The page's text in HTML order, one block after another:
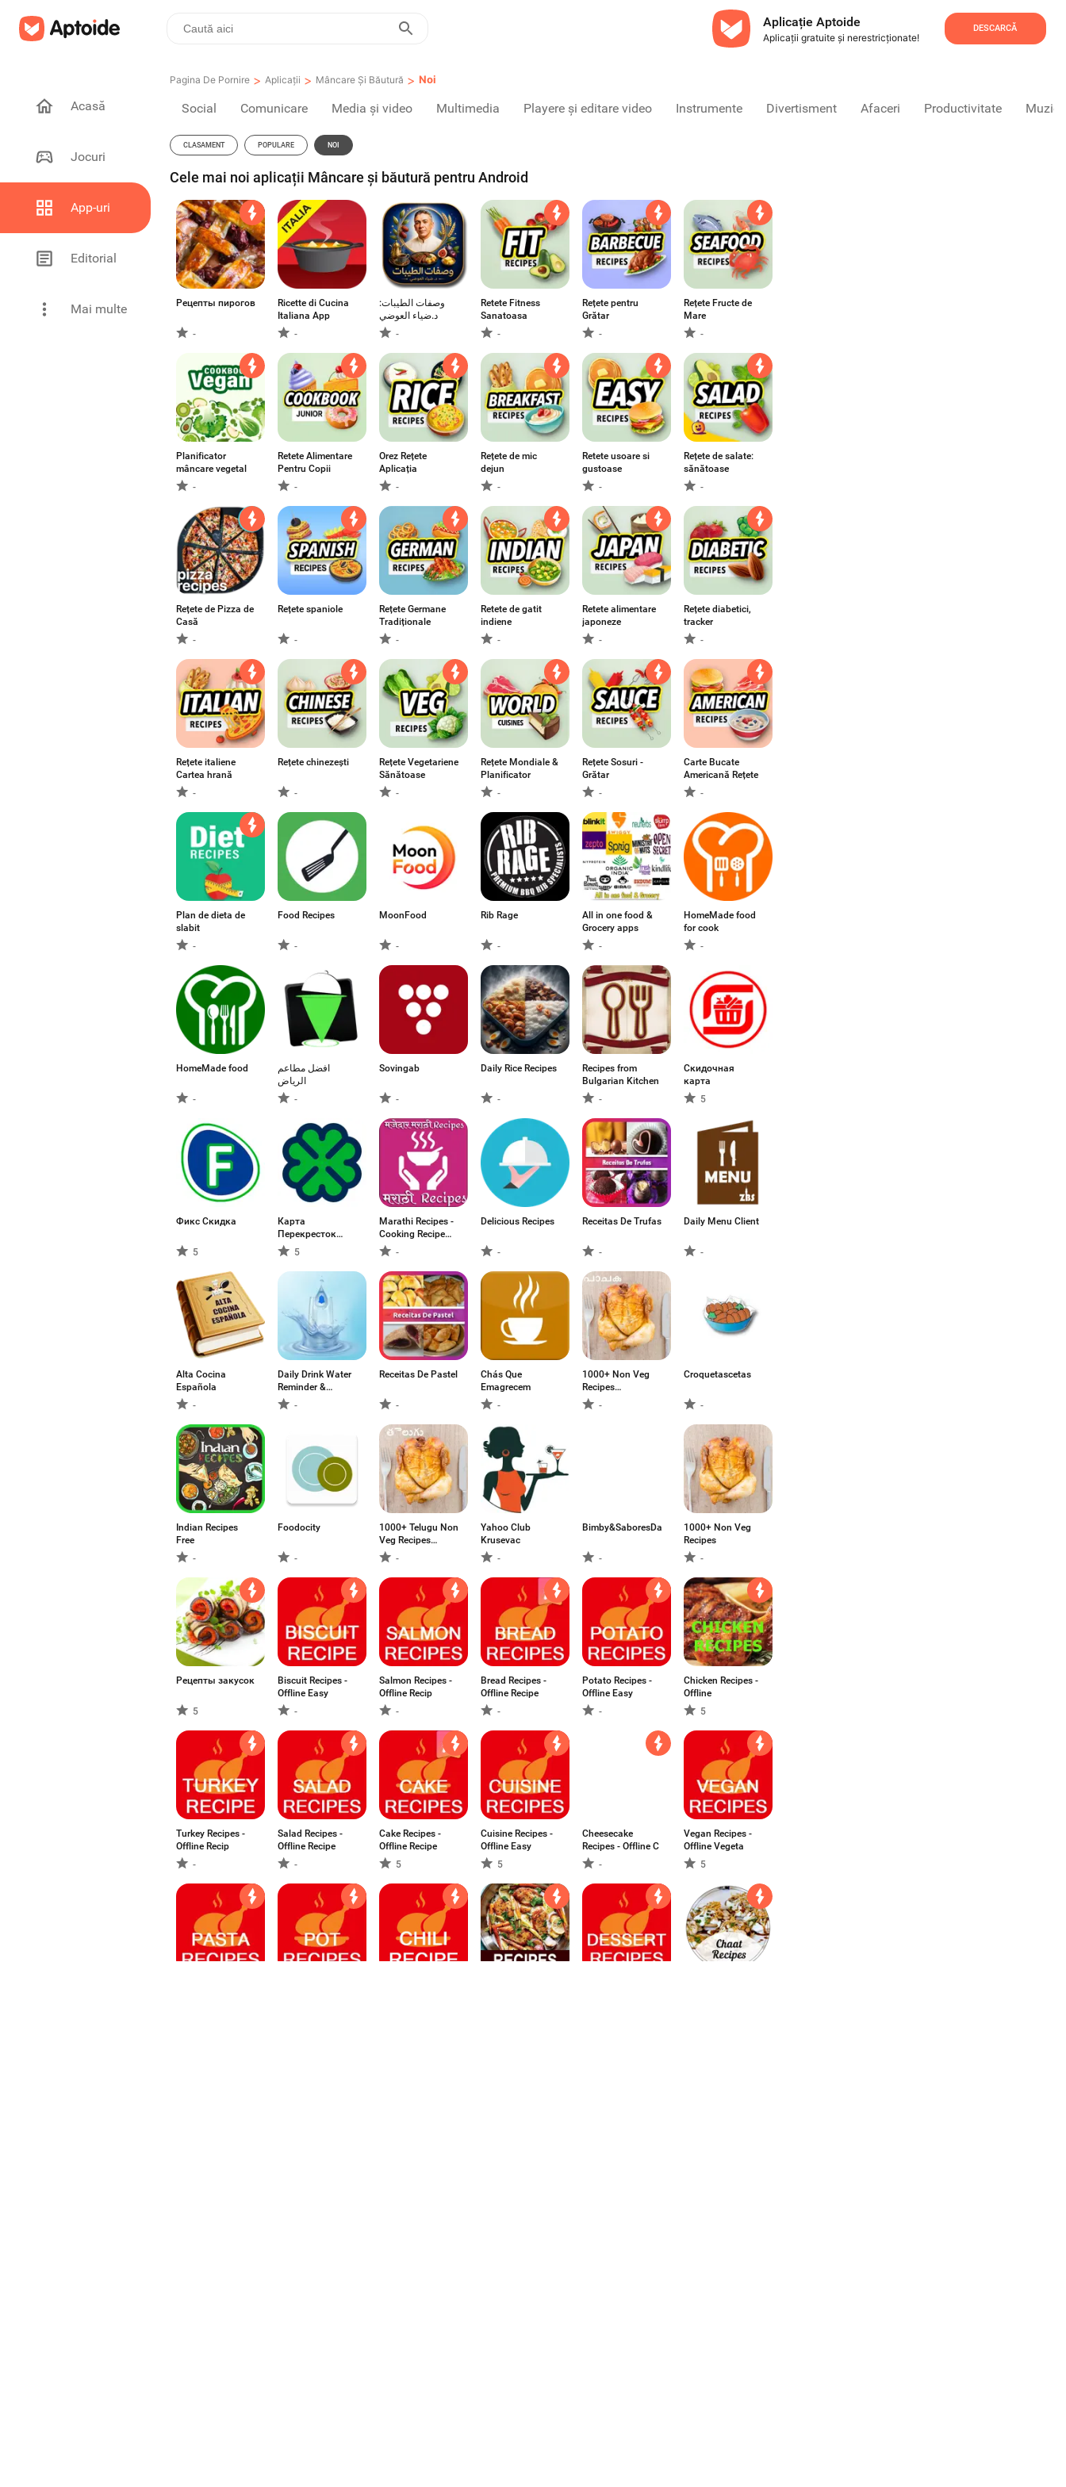
Aplicație Aptoide
Aplicații gratuite și nerestricționate!
DESCARCĂ
Acasă
Jocuri
App-uri
Editorial
Mai multe
Pagina De Pornire > Aplicații > Mâncare Și Băutură > Noi
Social Comunicare Media și video Multimedia Playere și editare video Instrumente Divertisment Afaceri Productivitate
CLASAMENT POPULARE NOI
Cele mai noi aplicații Mâncare și băutură pentru Android
Рецепты пирогов
-
Ricette di Cucina
Italiana App
-
وصفات الطيبات:
د.ضياء العوضي
-
Retete Fitness
Sanatoasa
-
Rețete pentru
Grătar
-
Rețete Fructe de
Mare
-
Planificator
mâncare vegetal
-
Retete Alimentare
Pentru Copii
-
Orez Rețete
Aplicația
-
Rețete de mic
dejun
-
Retete usoare si
gustoase
-
Rețete de salate:
sănătoase
-
Rețete de Pizza de
Casă
-
Rețete spaniole
-
Rețete Germane
Tradiționale
-
Retete de gatit
indiene
-
Retete alimentare
japoneze
-
Rețete diabetici,
tracker
-
Rețete italiene
Cartea hrană
-
Rețete chinezești
-
Rețete Vegetariene
Sănătoase
-
Rețete Mondiale &
Planificator
-
Rețete Sosuri -
Grătar
-
Carte Bucate
Americană Rețete
-
Plan de dieta de
slabit
-
Food Recipes
-
MoonFood
-
Rib Rage
-
All in one food &
Grocery apps
-
HomeMade food
for cook
-
HomeMade food
-
افضل مطاعم
الرياض
-
Sovingab
-
Daily Rice Recipes
-
Recipes from
Bulgarian Kitchen
-
Скидочная
карта
5
Фикс Скидка
5
Карта
Перекресток
Скидок
5
Marathi Recipes -
Cooking Recipe
Book-
Delicious Recipes
-
Receitas De Trufas
-
Daily Menu Client
-
Alta Cocina
Española
-
Daily Drink Water
Reminder &
Tracker
-
Receitas De Pastel
-
Chás Que
Emagrecem
-
1000+ Non Veg
Recipes
Malayalam
മലയാളം
-
Croquetascetas
-
Indian Recipes
Free
-
Foodocity
-
1000+ Telugu Non
Veg Recipes
తెలుగు
-
Yahoo Club
Krusevac
-
Bimby&SaboresDaVida
-
1000+ Non Veg
Recipes
-
Рецепты закусок
5
Biscuit Recipes -
Offline Easy
-
Salmon Recipes -
Offline Recip
-
Bread Recipes -
Offline Recipe
-
Potato Recipes -
Offline Easy
-
Chicken Recipes -
Offline
5
Turkey Recipes -
Offline Recip
-
Salad Recipes -
Offline Recipe
-
Cake Recipes -
Offline Recipe
5
Cuisine Recipes -
Offline Easy
5
Cheesecake
Recipes - Offline C
-
Vegan Recipes -
Offline Vegeta
5